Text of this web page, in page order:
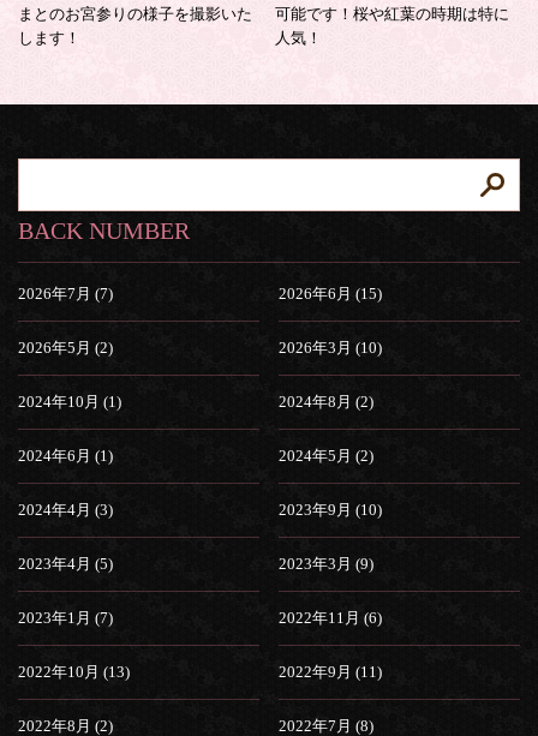
まとのお宮参りの様子を撮影いた
します！
可能です！桜や紅葉の時期は特に
人気！
BACK NUMBER
2026年7月 (7) 2026年6月 (15)
2026年5月 (2) 2026年3月 (10)
2024年10月 (1) 2024年8月 (2)
2024年6月 (1) 2024年5月 (2)
2024年4月 (3) 2023年9月 (10)
2023年4月 (5) 2023年3月 (9)
2023年1月 (7) 2022年11月 (6)
2022年10月 (13) 2022年9月 (11)
2022年8月 (2) 2022年7月 (8)